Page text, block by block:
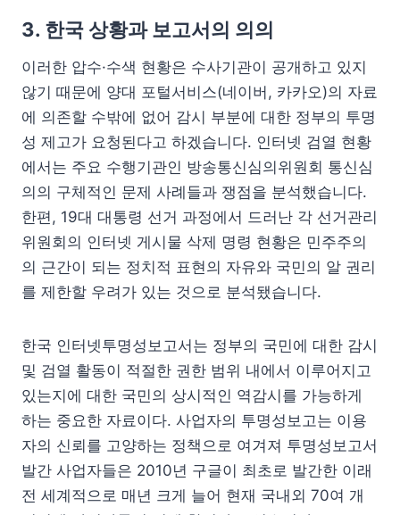
3. 한국 상황과 보고서의 의의
이러한 압수·수색 현황은 수사기관이 공개하고 있지
않기 때문에 양대 포털서비스(네이버, 카카오)의 자료
에 의존할 수밖에 없어 감시 부분에 대한 정부의 투명
성 제고가 요청된다고 하겠습니다. 인터넷 검열 현황
에서는 주요 수행기관인 방송통신심의위원회 통신심
의의 구체적인 문제 사례들과 쟁점을 분석했습니다.
한편, 19대 대통령 선거 과정에서 드러난 각 선거관리
위원회의 인터넷 게시물 삭제 명령 현황은 민주주의
의 근간이 되는 정치적 표현의 자유와 국민의 알 권리
를 제한할 우려가 있는 것으로 분석됐습니다.
한국 인터넷투명성보고서는 정부의 국민에 대한 감시
및 검열 활동이 적절한 권한 범위 내에서 이루어지고
있는지에 대한 국민의 상시적인 역감시를 가능하게
하는 중요한 자료이다. 사업자의 투명성보고는 이용
자의 신뢰를 고양하는 정책으로 여겨져 투명성보고서
발간 사업자들은 2010년 구글이 최초로 발간한 이래
전 세계적으로 매년 크게 늘어 현재 국내외 70여 개